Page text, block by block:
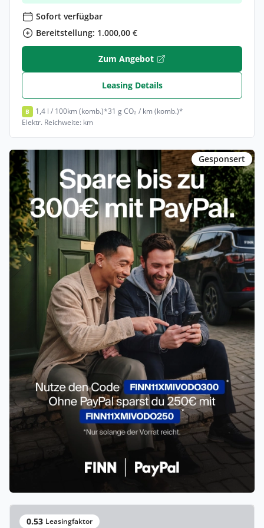
Sofort verfügbar
Bereitstellung: 1.000,00 €
Zum Angebot
Leasing Details
B 1,4 l / 100km (komb.)*31 g CO₂ / km (komb.)*
Elektr. Reichweite: km
Gesponsert
0.53 Leasingfaktor